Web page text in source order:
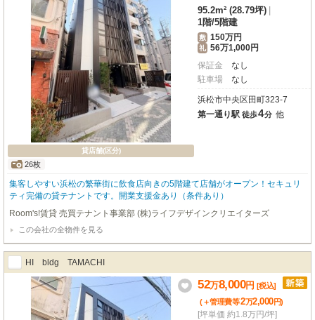
貸店舗(区分)
26枚
95.2m² (28.79坪)
1階/5階建
敷 150万円
礼 56万1,000円
保証金
なし
駐車場
なし
浜松市中央区田町323-7
第一通り駅 徒歩4分 他
集客しやすい浜松の繁華街に飲食店向きの5階建て店舗がオープン！セキュリ
ティ完備の貸テナントです。開業支援金あり（条件あり）
Room's!賃貸 売買テナント事業部 (株)ライフデザインクリエイターズ
この会社の全物件を見る
HI bldg TAMACHI
52万8,000円 [税込]
(＋管理費等2万2,000円)
[坪単価 約1.8万円/坪]